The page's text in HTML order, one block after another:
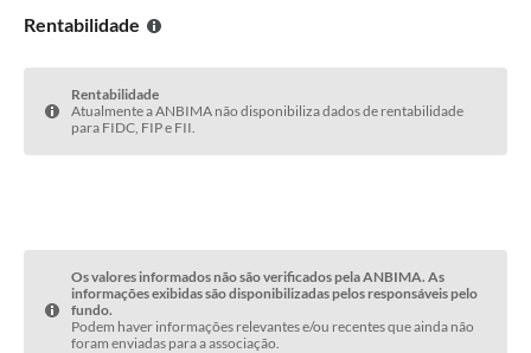
Rentabilidade
Rentabilidade
Atualmente a ANBIMA não disponibiliza dados de rentabilidade
para FIDC, FIP e FII.
Os valores informados não são verificados pela ANBIMA. As
informações exibidas são disponibilizadas pelos responsáveis pelo
fundo.
Podem haver informações relevantes e/ou recentes que ainda não
foram enviadas para a associação.